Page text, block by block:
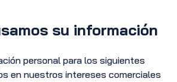
su información
personal para los siguientes
en nuestros intereses comerciales